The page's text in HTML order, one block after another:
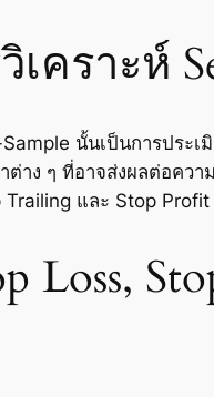
คราะห์
นั้นเป็นการประ
าง ๆ ที่อาจส่งผลต่อคว
และ Stop
Loss,